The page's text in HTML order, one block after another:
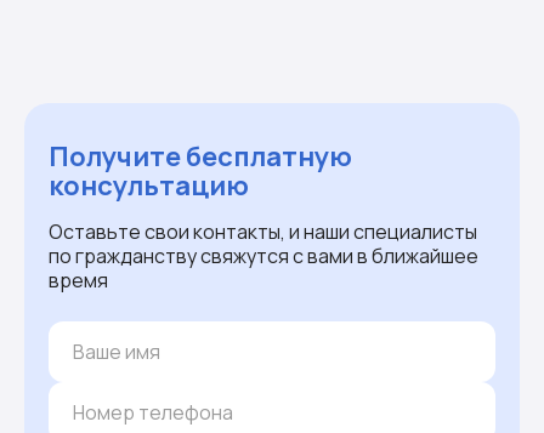
Получите бесплатную
консультацию
Оставьте свои контакты, и наши специалисты
по гражданству свяжутся с вами в ближайшее
время